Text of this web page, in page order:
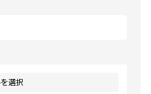
選択